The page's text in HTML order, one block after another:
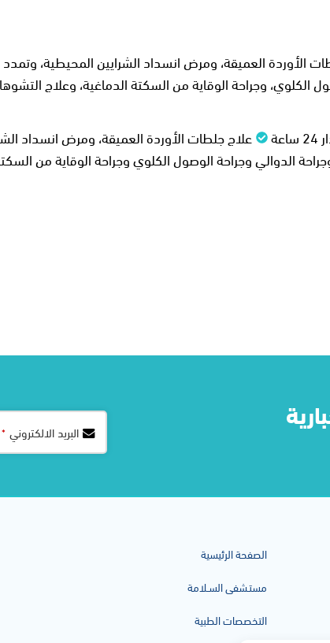
متقدمة لجلطات الأوردة العميقة، ومرض انسداد الشرايين
الكلوي، وجراحة الوقاية من السكتة الدماغية، وعلاج
علاج جلطات الأوردة العميقة، ومرض انسداد
الدوالي وجراحة الوصول الكلوي وجراحة الوقاية من
Website
*
البريد الالكتروني *
الصفحة الرئيسية
مستـشفى السـلامة
التخصصات الطبية